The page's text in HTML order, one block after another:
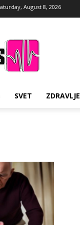
August 8, 2026
SVET ZDRAVLJE